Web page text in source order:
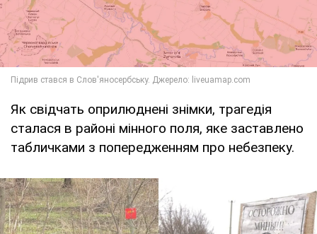
Як свідчать оприлюднені знімки, трагедія
сталася в районі мінного поля, яке заставлено
табличками з попередженням про небезпеку.